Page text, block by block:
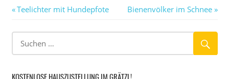
Beitragsnavigation
Vorheriger
Teelichter mit Hundepfote
Nächster
Bienenvölker im Schnee
KOSTENLOSE HAUSZUSTELLUNG IM GRÄTZL!